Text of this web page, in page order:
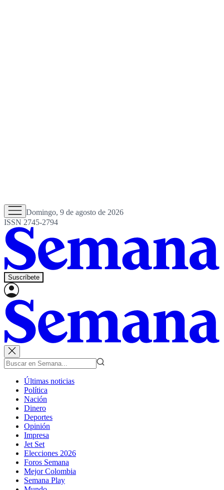
Domingo, 9 de agosto de 2026
ISSN 2745-2794
Suscríbete
Últimas noticias
Política
Nación
Dinero
Deportes
Opinión
Impresa
Jet Set
Elecciones 2026
Foros Semana
Mejor Colombia
Semana Play